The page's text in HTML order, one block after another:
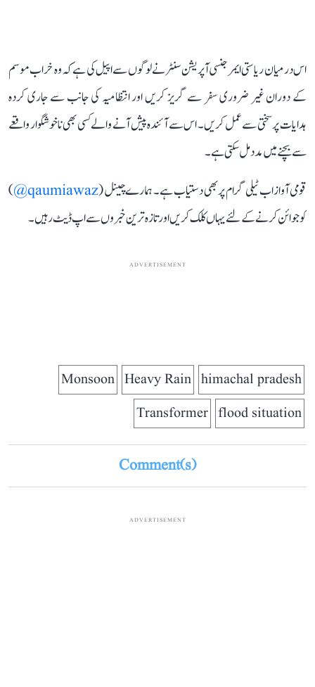
اس درمیان ریاستی ایمرجنسی آپریشن سنٹر نے لوگوں سے اپیل کی ہے کہ وہ خراب موسم
کے دوران غیر ضروری سفر سے گریز کریں اور انتظامیہ کی جانب سے جاری کردہ
ہدایات پر سختی سے عمل کریں۔ اس سے آئندہ پیش آنے والے کسی بھی ناخوشگوار واقعے
سے بچنے میں مدد مل سکتی ہے۔
قومی آواز اب ٹیلی گرام پر بھی دستیاب ہے۔ ہمارے چینل (qaumiawaz@
)
کو جوائن کرنے کے لئے یہاں کلک کریں اور تازہ ترین خبروں سے اپ ڈیٹ رہیں۔
ADVERTISEMENT
himachal pradesh
Heavy Rain
Monsoon
flood situation
Transformer
Comment(s)
ADVERTISEMENT